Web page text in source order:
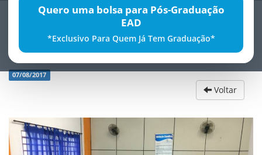
Quero uma bolsa para Pós-Graduação
EAD
*Exclusivo Para Quem Já Tem Graduação*
Novas turmas de PÃ³s
07/08/2017
Voltar